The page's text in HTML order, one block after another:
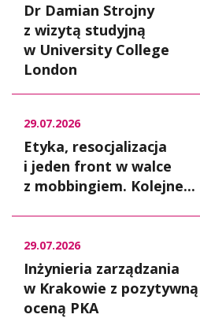
Dr Damian Strojny
z wizytą studyjną
w University College
London
29.07.2026
Etyka, resocjalizacja
i jeden front w walce
z mobbingiem. Kolejne...
29.07.2026
Inżynieria zarządzania
w Krakowie z pozytywną
oceną PKA